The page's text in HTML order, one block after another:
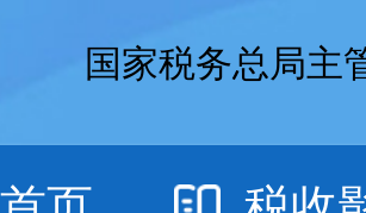
国家税务总局主